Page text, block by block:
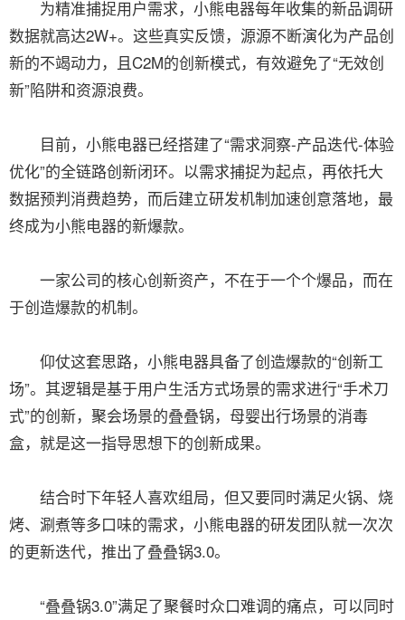
为精准捕捉用户需求，小熊电器每年收集的新品调研
数据就高达2W+。这些真实反馈，源源不断演化为产品创
新的不竭动力，且C2M的创新模式，有效避免了“无效创
新”陷阱和资源浪费。
目前，小熊电器已经搭建了“需求洞察-产品迭代-体验
优化”的全链路创新闭环。以需求捕捉为起点，再依托大
数据预判消费趋势，而后建立研发机制加速创意落地，最
终成为小熊电器的新爆款。
一家公司的核心创新资产，不在于一个个爆品，而在
于创造爆款的机制。
仰仗这套思路，小熊电器具备了创造爆款的“创新工
场”。其逻辑是基于用户生活方式场景的需求进行“手术刀
式”的创新，聚会场景的叠叠锅，母婴出行场景的消毒
盒，就是这一指导思想下的创新成果。
结合时下年轻人喜欢组局，但又要同时满足火锅、烧
烤、涮煮等多口味的需求，小熊电器的研发团队就一次次
的更新迭代，推出了叠叠锅3.0。
“叠叠锅3.0”满足了聚餐时众口难调的痛点，可以同时